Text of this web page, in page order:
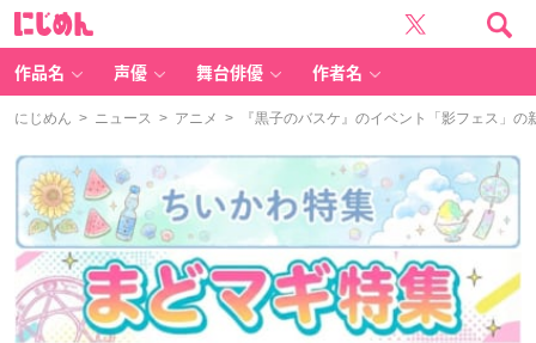
作品名 声優 舞台俳優 作者名
にじめん > ニュース > アニメ > 『黒子のバスケ』のイベント「影フェス」の